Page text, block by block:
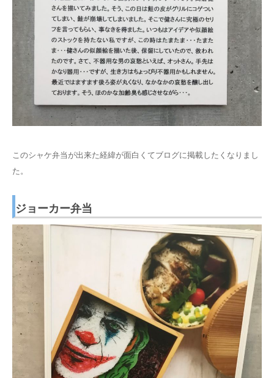
このシャケ弁当が出来た経緯が面白くてブログに掲載したくなりまし
た。
ジョーカー弁当